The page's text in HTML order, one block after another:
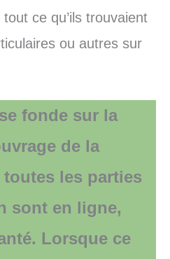
ce qu’ils trouvaient
ou autres sur
fonde sur la
de la
les parties
sont en ligne,
Lorsque ce